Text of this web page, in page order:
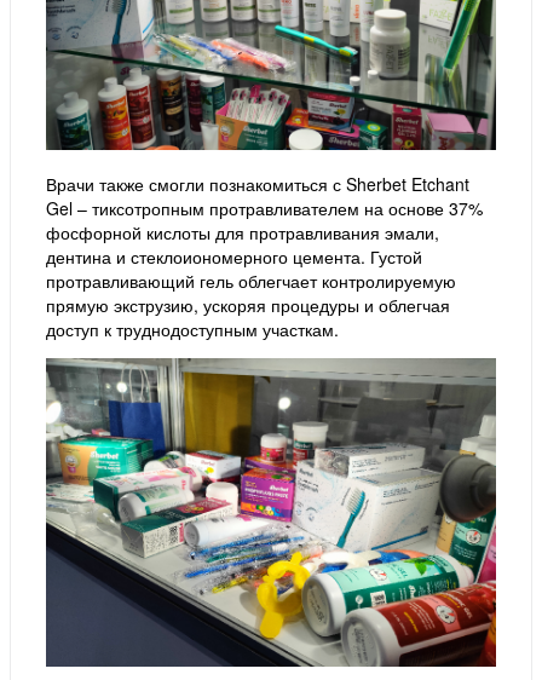
Врачи также смогли познакомиться с Sherbet Etchant
Gel – тиксотропным протравливателем на основе 37%
фосфорной кислоты для протравливания эмали,
дентина и стеклоиономерного цемента. Густой
протравливающий гель облегчает контролируемую
прямую экструзию, ускоряя процедуры и облегчая
доступ к труднодоступным участкам.